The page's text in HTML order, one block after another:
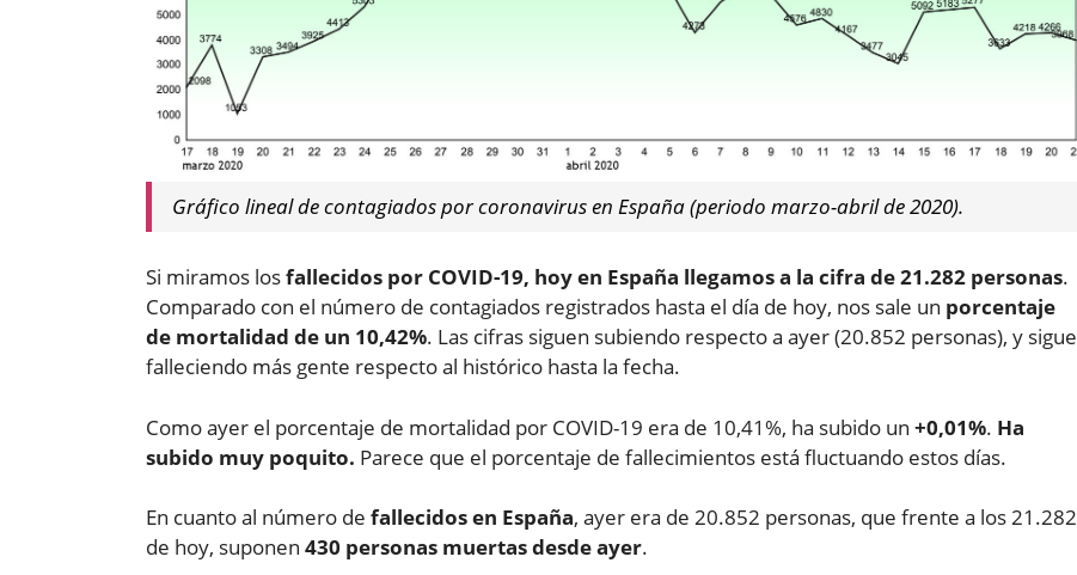
Gráfico lineal de contagiados por coronavirus en España (periodo marzo-abril de 2020).
Si miramos losfallecidos por COVID-19, hoy en España llegamos a la cifra de 21.282 personas.
Comparado con el número de contagiados registrados hasta el día de hoy, nos sale un porcentaje
de mortalidad de un 10,42%. Las cifras siguen subiendo respecto a ayer (20.852 personas), y sigue
falleciendo más gente respecto al histórico hasta la fecha.
Como ayer el porcentaje de mortalidad por COVID-19 era de 10,41%, ha subido un +0,01%. Ha
subido muy poquito. Parece que el porcentaje de fallecimientos está fluctuando estos días.
En cuanto al número de fallecidos en España, ayer era de 20.852 personas, que frente a los 21.282
de hoy, suponen 430 personas muertas desde ayer.